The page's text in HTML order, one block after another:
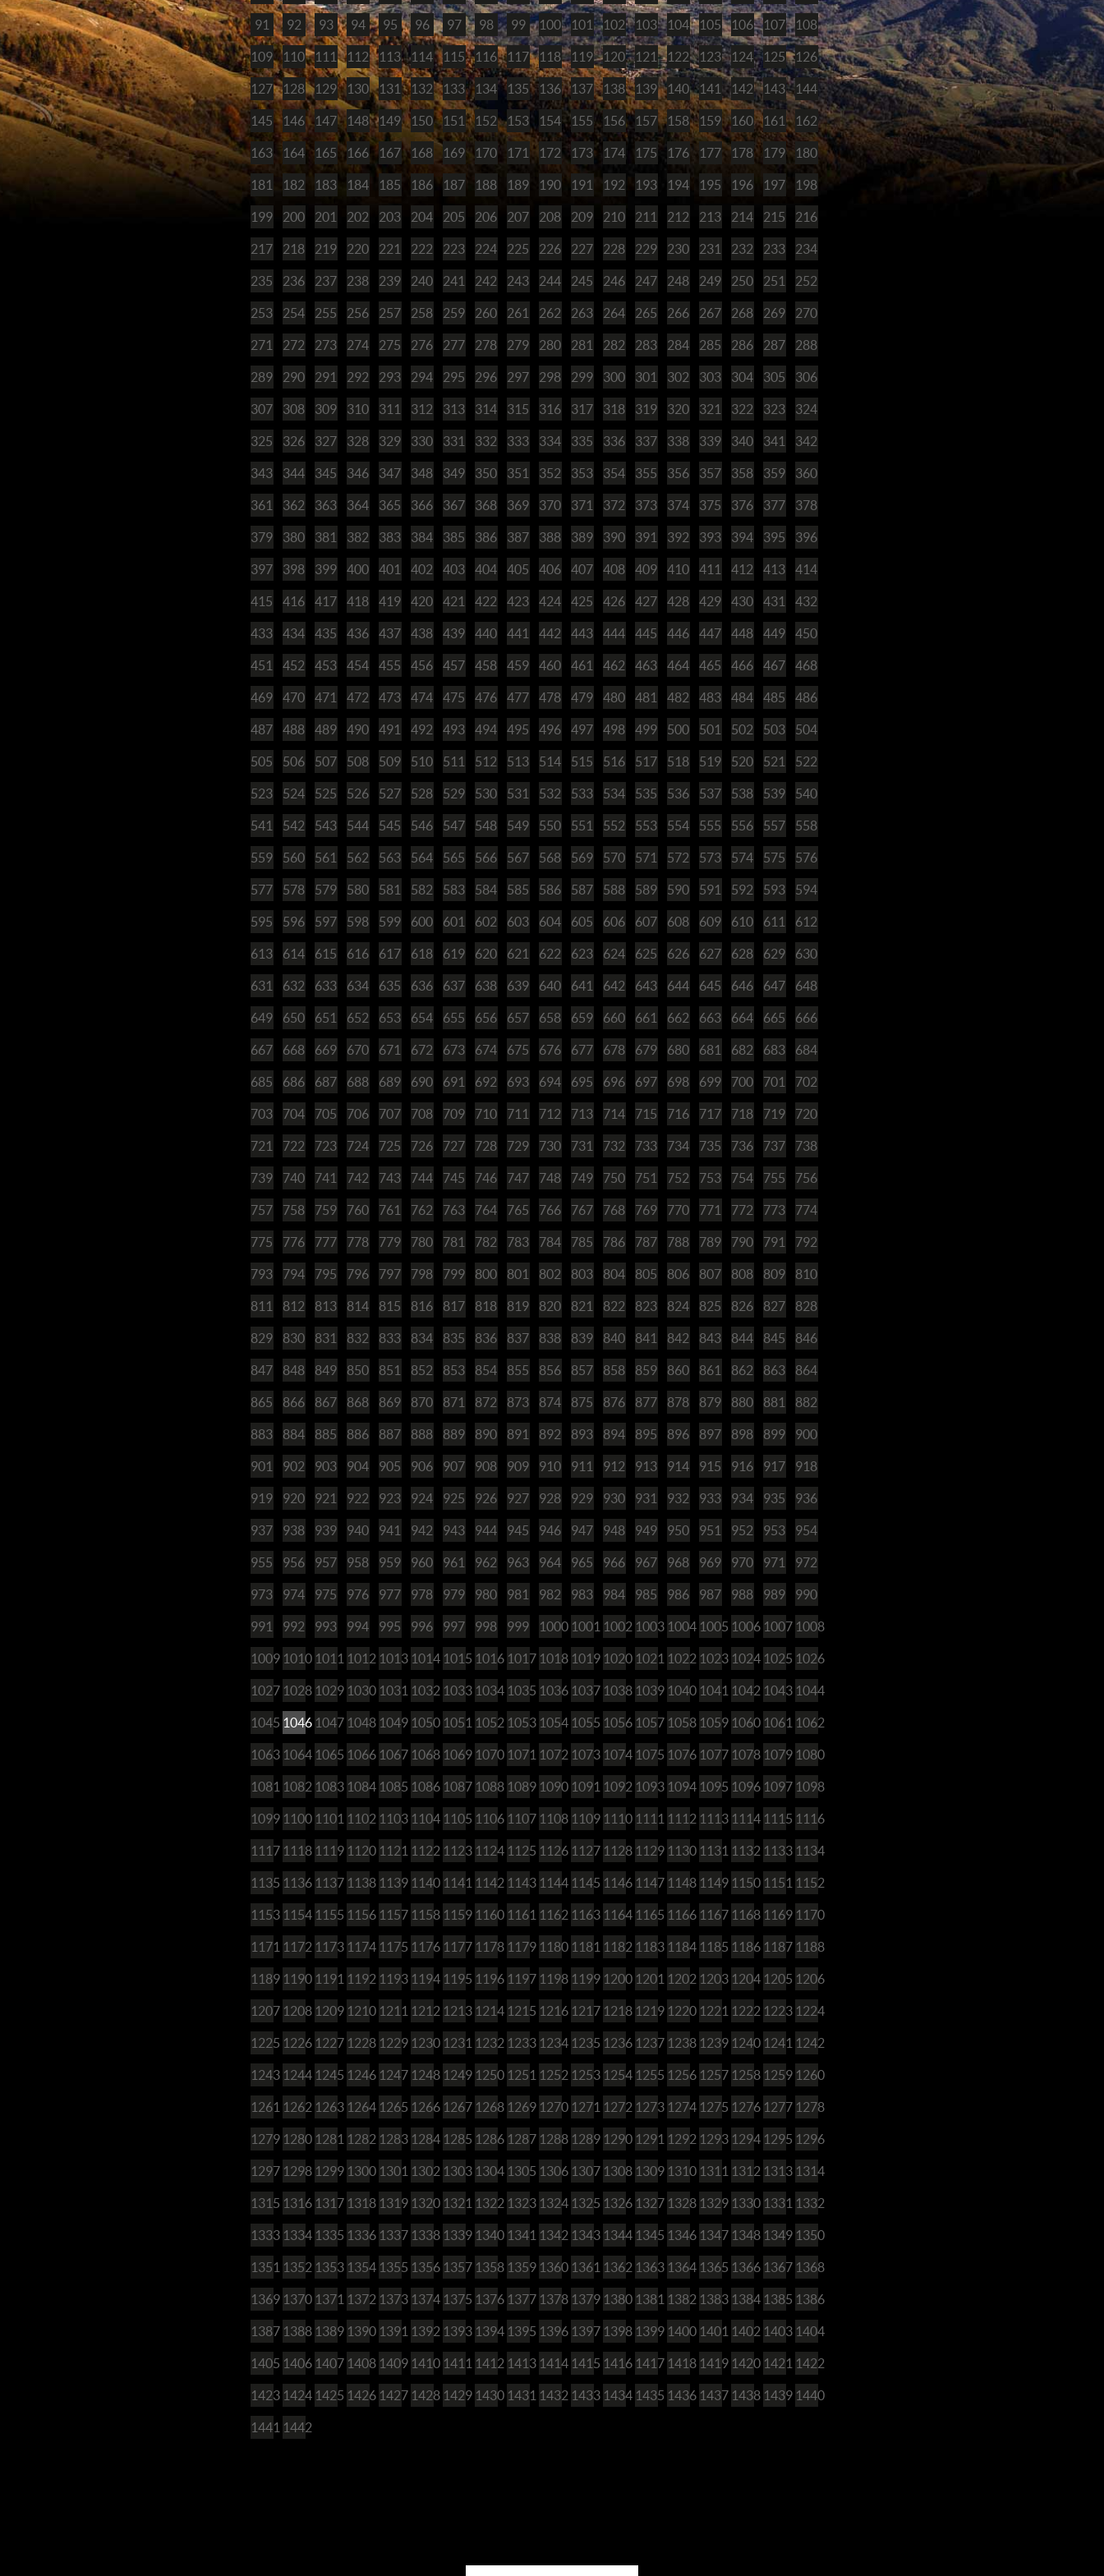
91 92 93 94 95 96 97 98 99 100 101 102 103 104 105 106 107 108
109 110 111 112 113 114 115 116 117 118 119 120 121 122 123 124 125 126
127 128 129 130 131 132 133 134 135 136 137 138 139 140 141 142 143 144
145 146 147 148 149 150 151 152 153 154 155 156 157 158 159 160 161 162
163 164 165 166 167 168 169 170 171 172 173 174 175 176 177 178 179 180
181 182 183 184 185 186 187 188 189 190 191 192 193 194 195 196 197 198
199 200 201 202 203 204 205 206 207 208 209 210 211 212 213 214 215 216
217 218 219 220 221 222 223 224 225 226 227 228 229 230 231 232 233 234
235 236 237 238 239 240 241 242 243 244 245 246 247 248 249 250 251 252
253 254 255 256 257 258 259 260 261 262 263 264 265 266 267 268 269 270
271 272 273 274 275 276 277 278 279 280 281 282 283 284 285 286 287 288
289 290 291 292 293 294 295 296 297 298 299 300 301 302 303 304 305 306
307 308 309 310 311 312 313 314 315 316 317 318 319 320 321 322 323 324
325 326 327 328 329 330 331 332 333 334 335 336 337 338 339 340 341 342
343 344 345 346 347 348 349 350 351 352 353 354 355 356 357 358 359 360
361 362 363 364 365 366 367 368 369 370 371 372 373 374 375 376 377 378
379 380 381 382 383 384 385 386 387 388 389 390 391 392 393 394 395 396
397 398 399 400 401 402 403 404 405 406 407 408 409 410 411 412 413 414
415 416 417 418 419 420 421 422 423 424 425 426 427 428 429 430 431 432
433 434 435 436 437 438 439 440 441 442 443 444 445 446 447 448 449 450
451 452 453 454 455 456 457 458 459 460 461 462 463 464 465 466 467 468
469 470 471 472 473 474 475 476 477 478 479 480 481 482 483 484 485 486
487 488 489 490 491 492 493 494 495 496 497 498 499 500 501 502 503 504
505 506 507 508 509 510 511 512 513 514 515 516 517 518 519 520 521 522
523 524 525 526 527 528 529 530 531 532 533 534 535 536 537 538 539 540
541 542 543 544 545 546 547 548 549 550 551 552 553 554 555 556 557 558
559 560 561 562 563 564 565 566 567 568 569 570 571 572 573 574 575 576
577 578 579 580 581 582 583 584 585 586 587 588 589 590 591 592 593 594
595 596 597 598 599 600 601 602 603 604 605 606 607 608 609 610 611 612
613 614 615 616 617 618 619 620 621 622 623 624 625 626 627 628 629 630
631 632 633 634 635 636 637 638 639 640 641 642 643 644 645 646 647 648
649 650 651 652 653 654 655 656 657 658 659 660 661 662 663 664 665 666
667 668 669 670 671 672 673 674 675 676 677 678 679 680 681 682 683 684
685 686 687 688 689 690 691 692 693 694 695 696 697 698 699 700 701 702
703 704 705 706 707 708 709 710 711 712 713 714 715 716 717 718 719 720
721 722 723 724 725 726 727 728 729 730 731 732 733 734 735 736 737 738
739 740 741 742 743 744 745 746 747 748 749 750 751 752 753 754 755 756
757 758 759 760 761 762 763 764 765 766 767 768 769 770 771 772 773 774
775 776 777 778 779 780 781 782 783 784 785 786 787 788 789 790 791 792
793 794 795 796 797 798 799 800 801 802 803 804 805 806 807 808 809 810
811 812 813 814 815 816 817 818 819 820 821 822 823 824 825 826 827 828
829 830 831 832 833 834 835 836 837 838 839 840 841 842 843 844 845 846
847 848 849 850 851 852 853 854 855 856 857 858 859 860 861 862 863 864
865 866 867 868 869 870 871 872 873 874 875 876 877 878 879 880 881 882
883 884 885 886 887 888 889 890 891 892 893 894 895 896 897 898 899 900
901 902 903 904 905 906 907 908 909 910 911 912 913 914 915 916 917 918
919 920 921 922 923 924 925 926 927 928 929 930 931 932 933 934 935 936
937 938 939 940 941 942 943 944 945 946 947 948 949 950 951 952 953 954
955 956 957 958 959 960 961 962 963 964 965 966 967 968 969 970 971 972
973 974 975 976 977 978 979 980 981 982 983 984 985 986 987 988 989 990
991 992 993 994 995 996 997 998 999 1000 1001 1002 1003 1004 1005 1006 1007 1008
1009 1010 1011 1012 1013 1014 1015 1016 1017 1018 1019 1020 1021 1022 1023 1024 1025 1026
1027 1028 1029 1030 1031 1032 1033 1034 1035 1036 1037 1038 1039 1040 1041 1042 1043 1044
1045 1046 1047 1048 1049 1050 1051 1052 1053 1054 1055 1056 1057 1058 1059 1060 1061 1062
1063 1064 1065 1066 1067 1068 1069 1070 1071 1072 1073 1074 1075 1076 1077 1078 1079 1080
1081 1082 1083 1084 1085 1086 1087 1088 1089 1090 1091 1092 1093 1094 1095 1096 1097 1098
1099 1100 1101 1102 1103 1104 1105 1106 1107 1108 1109 1110 1111 1112 1113 1114 1115 1116
1117 1118 1119 1120 1121 1122 1123 1124 1125 1126 1127 1128 1129 1130 1131 1132 1133 1134
1135 1136 1137 1138 1139 1140 1141 1142 1143 1144 1145 1146 1147 1148 1149 1150 1151 1152
1153 1154 1155 1156 1157 1158 1159 1160 1161 1162 1163 1164 1165 1166 1167 1168 1169 1170
1171 1172 1173 1174 1175 1176 1177 1178 1179 1180 1181 1182 1183 1184 1185 1186 1187 1188
1189 1190 1191 1192 1193 1194 1195 1196 1197 1198 1199 1200 1201 1202 1203 1204 1205 1206
1207 1208 1209 1210 1211 1212 1213 1214 1215 1216 1217 1218 1219 1220 1221 1222 1223 1224
1225 1226 1227 1228 1229 1230 1231 1232 1233 1234 1235 1236 1237 1238 1239 1240 1241 1242
1243 1244 1245 1246 1247 1248 1249 1250 1251 1252 1253 1254 1255 1256 1257 1258 1259 1260
1261 1262 1263 1264 1265 1266 1267 1268 1269 1270 1271 1272 1273 1274 1275 1276 1277 1278
1279 1280 1281 1282 1283 1284 1285 1286 1287 1288 1289 1290 1291 1292 1293 1294 1295 1296
1297 1298 1299 1300 1301 1302 1303 1304 1305 1306 1307 1308 1309 1310 1311 1312 1313 1314
1315 1316 1317 1318 1319 1320 1321 1322 1323 1324 1325 1326 1327 1328 1329 1330 1331 1332
1333 1334 1335 1336 1337 1338 1339 1340 1341 1342 1343 1344 1345 1346 1347 1348 1349 1350
1351 1352 1353 1354 1355 1356 1357 1358 1359 1360 1361 1362 1363 1364 1365 1366 1367 1368
1369 1370 1371 1372 1373 1374 1375 1376 1377 1378 1379 1380 1381 1382 1383 1384 1385 1386
1387 1388 1389 1390 1391 1392 1393 1394 1395 1396 1397 1398 1399 1400 1401 1402 1403 1404
1405 1406 1407 1408 1409 1410 1411 1412 1413 1414 1415 1416 1417 1418 1419 1420 1421 1422
1423 1424 1425 1426 1427 1428 1429 1430 1431 1432 1433 1434 1435 1436 1437 1438 1439 1440
1441 1442